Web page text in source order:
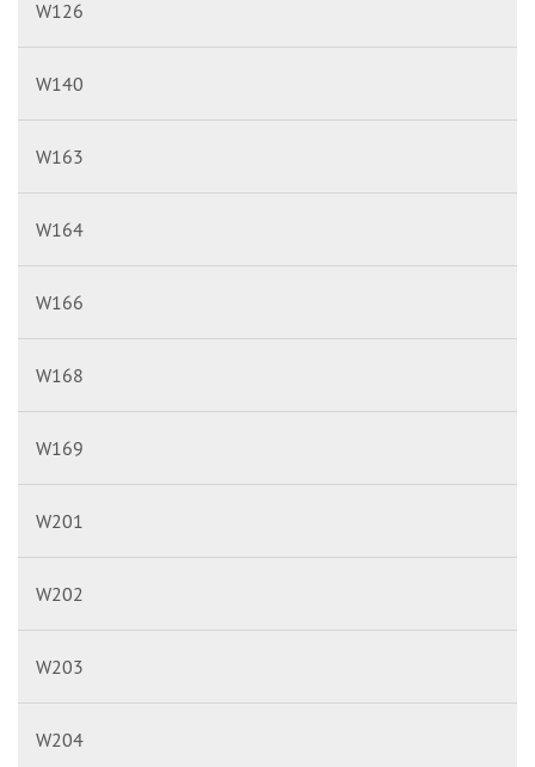
W126
W140
W163
W164
W166
W168
W169
W201
W202
W203
W204